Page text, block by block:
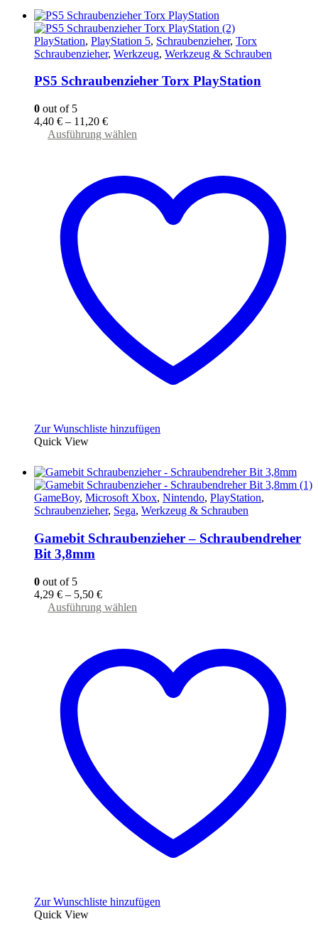
PlayStation, PlayStation 5, Schraubenzieher, Torx
Schraubenzieher, Werkzeug, Werkzeug & Schrauben
PS5 Schraubenzieher Torx PlayStation
0 out of 5
4,40 € – 11,20 €
Ausführung wählen
Varianten
auf.
Die
Optionen
Zur Wunschliste hinzufügen
Quick View
GameBoy, Microsoft Xbox, Nintendo, PlayStation,
Schraubenzieher, Sega, Werkzeug & Schrauben
Gamebit Schraubenzieher – Schraubendreher
Bit 3,8mm
0 out of 5
4,29 € – 5,50 €
Ausführung wählen
Varianten
auf.
Die
Optionen
Zur Wunschliste hinzufügen
Quick View